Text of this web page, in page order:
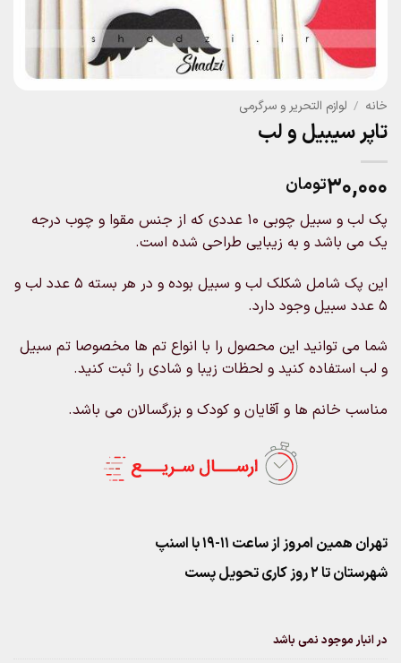
خانه / لوازم التحریر و سرگرمی
تاپر سیبیل و لب
۳۰,۰۰۰تومان
پک لب و سبیل چوبی ۱۰ عددی که از جنس مقوا و چوب درجه
یک می باشد و به زیبایی طراحی شده است.
این پک شامل شکلک لب و سبیل بوده و در هر بسته ۵ عدد لب و
۵ عدد سبیل وجود دارد.
شما می توانید این محصول را با انواع تم ها مخصوصا تم سبیل
و لب استفاده کنید و لحظات زیبا و شادی را ثبت کنید.
مناسب خانم ها و آقایان و کودک و بزرگسالان می باشد.
تهران همین امروز از ساعت ۱۱-۱۹ با اسنپ
شهرستان تا 2 روز کاری تحویل پست
در انبار موجود نمی باشد